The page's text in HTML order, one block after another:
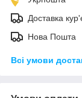
Доставка
Нова Пошта
Всі умови